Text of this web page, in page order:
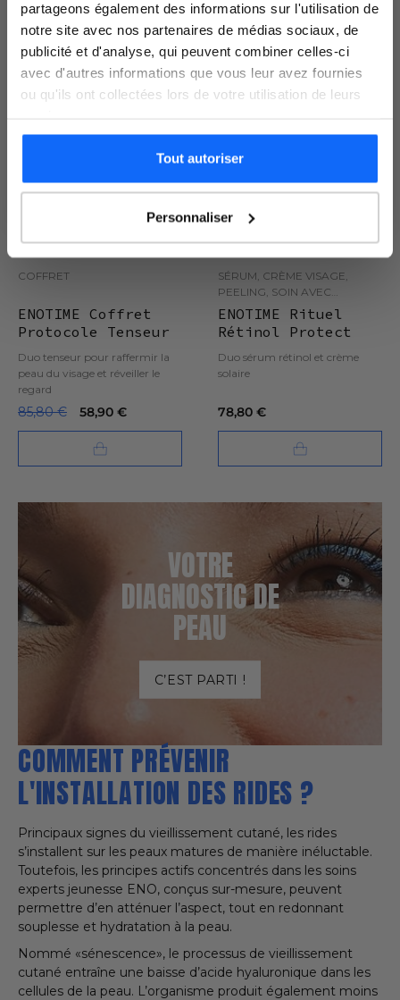
partageons également des informations sur l'utilisation de
notre site avec nos partenaires de médias sociaux, de
publicité et d'analyse, qui peuvent combiner celles-ci
avec d'autres informations que vous leur avez fournies
ou qu'ils ont collectées lors de votre utilisation de leurs
Tout autoriser
Personnaliser
Stock limité
Nouveauté
Économisez 31%
COFFRET
ENOTIME Coffret
Protocole Tenseur
Duo tenseur pour raffermir la
peau du visage et réveiller le
regard
85,80 € 58,90 €
Nouveauté
SÉRUM, CRÈME VISAGE,
PEELING, SOIN AVEC
PROTECTION SOLAIRE
ENOTIME Rituel
Rétinol Protect
Duo sérum rétinol et crème
solaire
78,80 €
VOTRE
DIAGNOSTIC DE
PEAU
C’EST PARTI !
COMMENT PRÉVENIR
L'INSTALLATION DES RIDES ?
Principaux signes du vieillissement cutané, les rides
s’installent sur les peaux matures de manière inéluctable.
Toutefois, les principes actifs concentrés dans les soins
experts jeunesse ENO, conçus sur-mesure, peuvent
permettre d’en atténuer l’aspect, tout en redonnant
souplesse et hydratation à la peau.
Nommé «sénescence», le processus de vieillissement
cutané entraîne une baisse d’acide hyaluronique dans les
cellules de la peau. L’organisme produit également moins